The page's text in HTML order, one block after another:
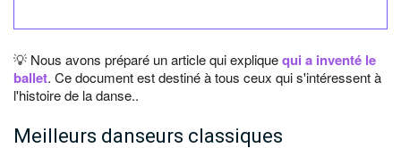
💡 Nous avons préparé un article qui expliquequi a inventé le
ballet. Ce document est destiné à tous ceux qui s'intéressent à
l'histoire de la danse..
Meilleurs danseurs classiques